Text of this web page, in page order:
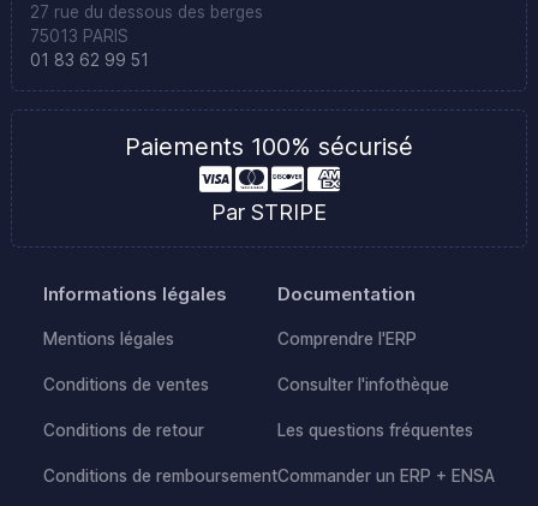
27 rue du dessous des berges
75013 PARIS
01 83 62 99 51
Paiements 100% sécurisé
Par STRIPE
Informations légales
Mentions légales
Conditions de ventes
Conditions de retour
Conditions de remboursement
Documentation
Comprendre l'ERP
Consulter l'infothèque
Les questions fréquentes
Commander un ERP + ENSA